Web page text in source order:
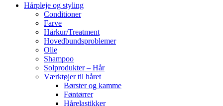
Hårpleje og styling
Conditioner
Farve
Hårkur/Treatment
Hovedbundsproblemer
Olie
Shampoo
Solprodukter – Hår
Værktøjer til håret
Børster og kamme
Føntørrer
Hårelastikker